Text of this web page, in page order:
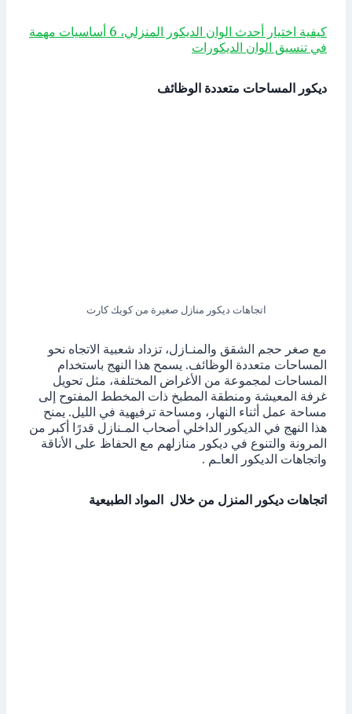
كيفية اختيار أحدث الوان الديكور المنزلي، 6 أساسيات مهمة
في تنسيق الوان الديكورات
ديكور المساحات متعددة الوظائف
اتجاهات ديكور منازل صغيرة من كويك كارت
مع صغر حجم الشقق والمنـازل، تزداد شعبية الاتجاه نحو
المساحات متعددة الوظائف. يسمح هذا النهج باستخدام
المساحات لمجموعة من الأغراض المختلفة، مثل تحويل
غرفة المعيشة ومنطقة المطبخ ذات المخطط المفتوح إلى
مساحة عمل أثناء النهار، ومساحة ترفيهية في الليل. يمنح
هذا النهج في الديكور الداخلي أصحاب المـنازل قدرًا أكبر من
المرونة والتنوع في ديكور منازلهم مع الحفاظ على الأناقة
واتجاهات الديكور العاـم .
اتجاهات ديكور المنزل من خلال المواد الطبيعية